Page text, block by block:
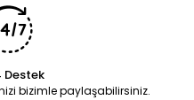
Destek
bizimle paylaşabilirsiniz.